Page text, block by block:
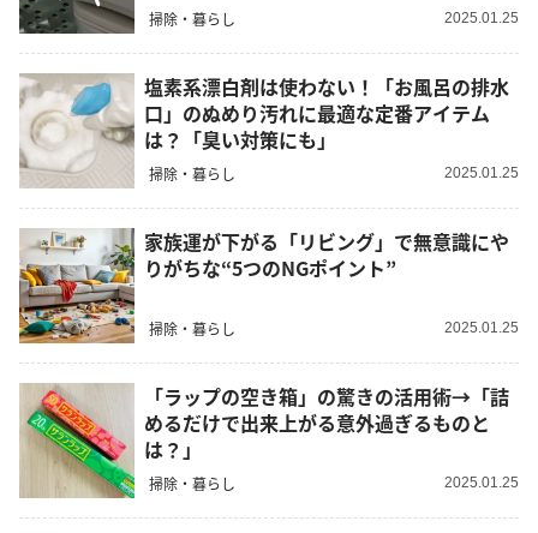
掃除・暮らし 2025.01.25
塩素系漂白剤は使わない！「お風呂の排水
口」のぬめり汚れに最適な定番アイテム
は？「臭い対策にも」
掃除・暮らし 2025.01.25
家族運が下がる「リビング」で無意識にや
りがちな“5つのNGポイント”
掃除・暮らし 2025.01.25
「ラップの空き箱」の驚きの活用術→「詰
めるだけで出来上がる意外過ぎるものと
は？」
掃除・暮らし 2025.01.25